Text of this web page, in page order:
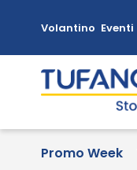
Volantino Eventi
Promo Week